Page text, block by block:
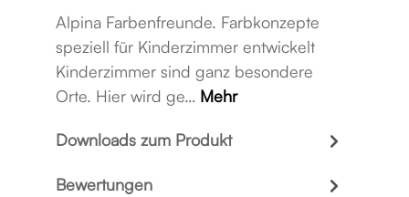
Alpina Farbenfreunde. Farbkonzepte
speziell für Kinderzimmer entwickelt
Kinderzimmer sind ganz besondere
Orte. Hier wird ge… Mehr
Downloads zum Produkt
Bewertungen